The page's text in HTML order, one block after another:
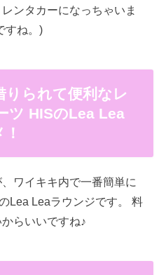
ンタカーになっちゃいま
すね。)
られて便利なレ
ツ HISのLea Lea
ワイキキ内で一番簡単に
Lea Leaラウンジです。 料
らいいですね♪